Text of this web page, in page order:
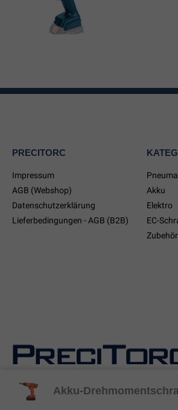
Akku-
PRECITORC
Impressum
AGB (Webshop)
Datenschutzerklärung
Lieferbedingungen - AGB (B2B)
Akku
Elektro
EC-
Zubehör
© 2024 PreciTorc GmbH